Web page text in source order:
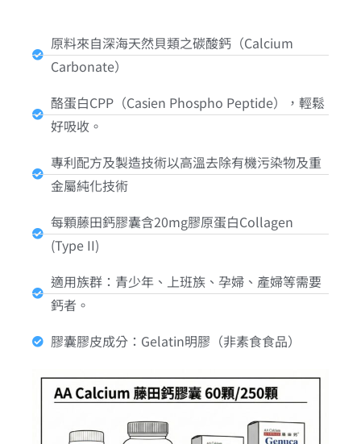
原料來自深海天然貝類之碳酸鈣（Calcium
Carbonate）
酪蛋白CPP（Casien Phospho Peptide），輕鬆
好吸收。
專利配方及製造技術以高溫去除有機污染物及重
金屬純化技術
每顆藤田鈣膠囊含20mg膠原蛋白Collagen
(Type II)
適用族群：青少年、上班族、孕婦、產婦等需要
鈣者。
膠囊膠皮成分：Gelatin明膠（非素食食品）